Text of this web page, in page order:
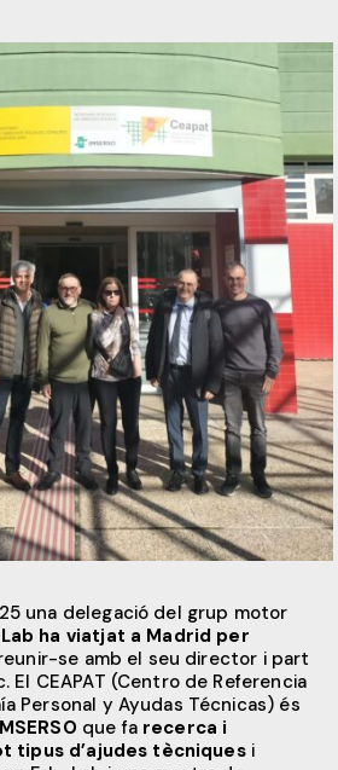
una delegació del grup motor
ha viatjat a Madrid per
se amb el seu director i part
El CEAPAT (Centro de Referencia
Personal y Ayudas Técnicas) és
que fa recerca i
tipus d’ajudes tècniquesi